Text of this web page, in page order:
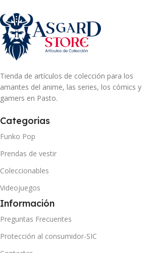
Tienda de artículos de colección para los
amantes del anime, las series, los cómics y
gamers en Pasto.
Categorias
Funko Pop
Prendas de vestir
Coleccionables
Videojuegos
Información
Preguntas Frecuentes
Protección al consumidor-SIC